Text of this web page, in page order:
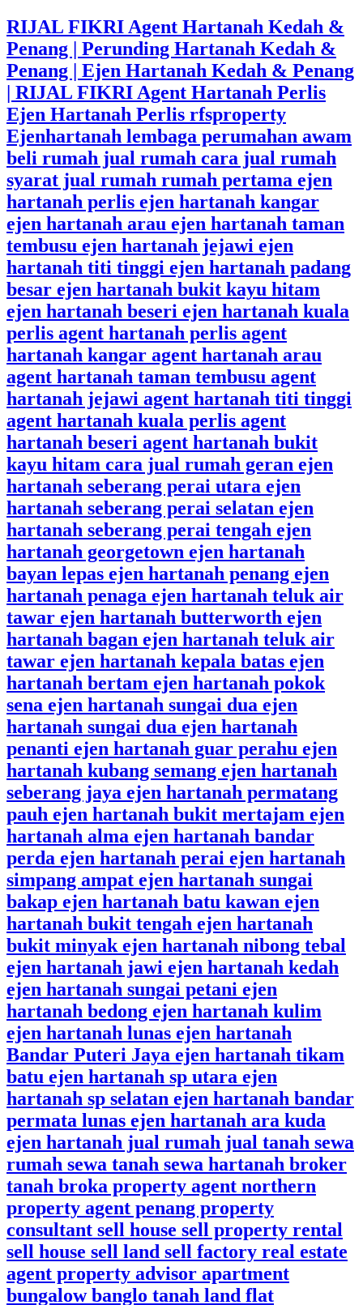
RIJAL FIKRI Agent Hartanah Kedah &
Penang | Perunding Hartanah Kedah &
Penang | Ejen Hartanah Kedah & Penang
| RIJAL FIKRI Agent Hartanah Perlis
Ejen Hartanah Perlis rfsproperty
Ejenhartanah lembaga perumahan awam
beli rumah jual rumah cara jual rumah
syarat jual rumah rumah pertama ejen
hartanah perlis ejen hartanah kangar
ejen hartanah arau ejen hartanah taman
tembusu ejen hartanah jejawi ejen
hartanah titi tinggi ejen hartanah padang
besar ejen hartanah bukit kayu hitam
ejen hartanah beseri ejen hartanah kuala
perlis agent hartanah perlis agent
hartanah kangar agent hartanah arau
agent hartanah taman tembusu agent
hartanah jejawi agent hartanah titi tinggi
agent hartanah kuala perlis agent
hartanah beseri agent hartanah bukit
kayu hitam cara jual rumah geran ejen
hartanah seberang perai utara ejen
hartanah seberang perai selatan ejen
hartanah seberang perai tengah ejen
hartanah georgetown ejen hartanah
bayan lepas ejen hartanah penang ejen
hartanah penaga ejen hartanah teluk air
tawar ejen hartanah butterworth ejen
hartanah bagan ejen hartanah teluk air
tawar ejen hartanah kepala batas ejen
hartanah bertam ejen hartanah pokok
sena ejen hartanah sungai dua ejen
hartanah sungai dua ejen hartanah
penanti ejen hartanah guar perahu ejen
hartanah kubang semang ejen hartanah
seberang jaya ejen hartanah permatang
pauh ejen hartanah bukit mertajam ejen
hartanah alma ejen hartanah bandar
perda ejen hartanah perai ejen hartanah
simpang ampat ejen hartanah sungai
bakap ejen hartanah batu kawan ejen
hartanah bukit tengah ejen hartanah
bukit minyak ejen hartanah nibong tebal
ejen hartanah jawi ejen hartanah kedah
ejen hartanah sungai petani ejen
hartanah bedong ejen hartanah kulim
ejen hartanah lunas ejen hartanah
Bandar Puteri Jaya ejen hartanah tikam
batu ejen hartanah sp utara ejen
hartanah sp selatan ejen hartanah bandar
permata lunas ejen hartanah ara kuda
ejen hartanah jual rumah jual tanah sewa
rumah sewa tanah sewa hartanah broker
tanah broka property agent northern
property agent penang property
consultant sell house sell property rental
sell house sell land sell factory real estate
agent property advisor apartment
bungalow banglo tanah land flat